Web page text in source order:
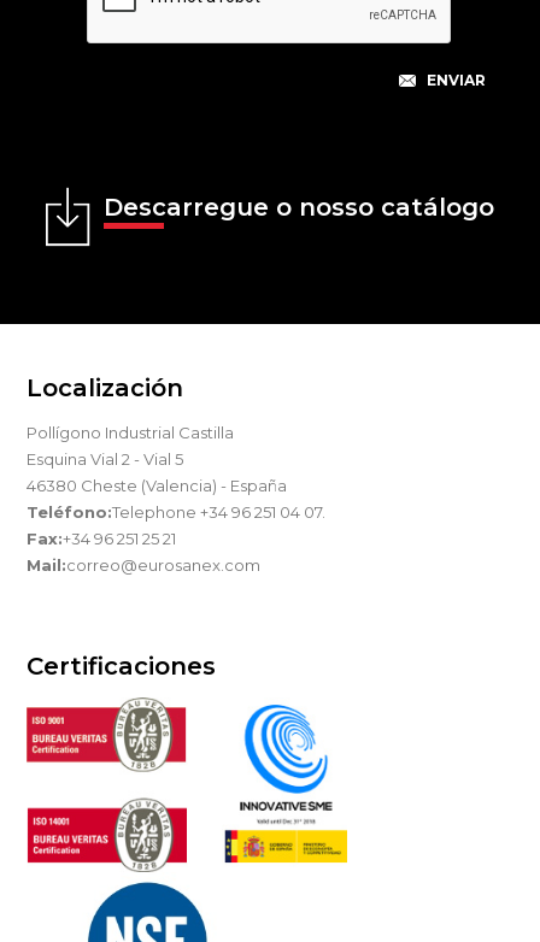
Descarregue o nosso catálogo
Localización
Pollígono Industrial Castilla
Esquina Vial 2 - Vial 5
46380 Cheste (Valencia) - España
Teléfono:Telephone +34 96 251 04 07.
Fax:+34 96 251 25 21
Mail:correo@eurosanex.com
Certificaciones